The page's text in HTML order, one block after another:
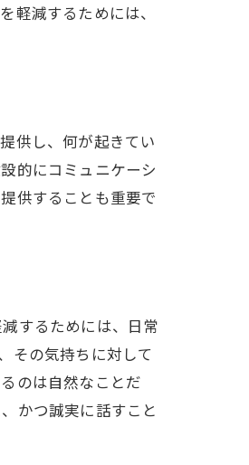
軽減するためには、
供し、何が起きてい
的にコミュニケーシ
供することも重要で
するためには、日常
その気持ちに対して
のは自然なことだ
かつ誠実に話すこと